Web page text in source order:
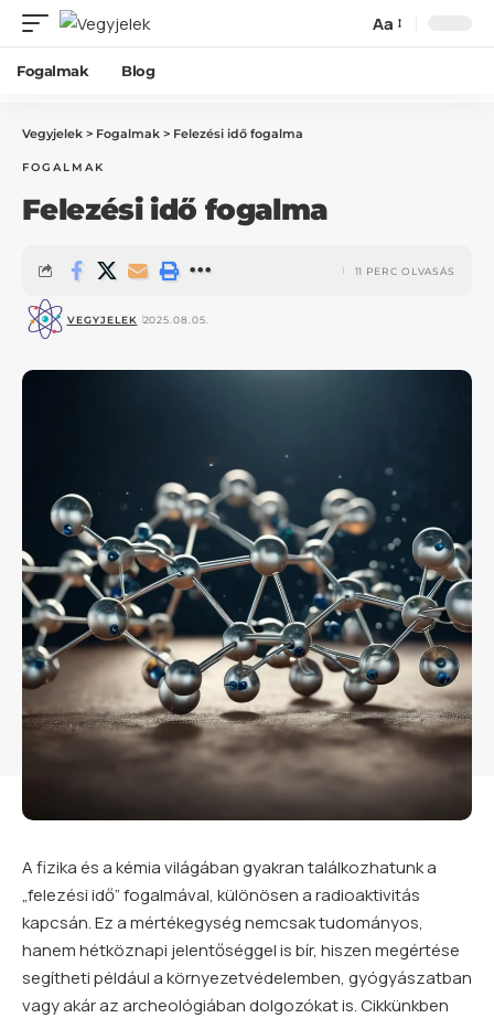
Aa
Fogalmak Blog
Vegyjelek > Fogalmak > Felezési idő fogalma
FOGALMAK
Felezési idő fogalma
VEGYJELEK 2025.08.05.
11 PERC OLVASÁS
A fizika és a kémia világában gyakran találkozhatunk a
„felezési idő” fogalmával, különösen a radioaktivitás
kapcsán. Ez a mértékegység nemcsak tudományos,
hanem hétköznapi jelentőséggel is bír, hiszen megértése
segítheti például a környezetvédelemben, gyógyászatban
vagy akár az archeológiában dolgozókat is. Cikkünkben